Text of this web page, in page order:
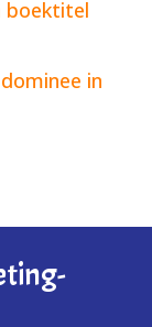
boektitel
in